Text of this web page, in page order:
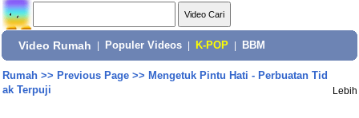
Video Rumah Populer Videos K-POP BBM
Rumah>> Previous Page>> Mengetuk Pintu Hati - Perbuatan Tid
ak Terpuji
Lebih